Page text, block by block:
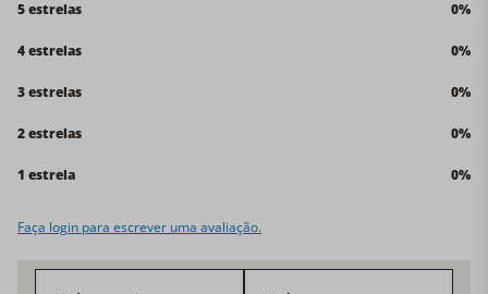
5 estrelas 0%
4 estrelas 0%
3 estrelas 0%